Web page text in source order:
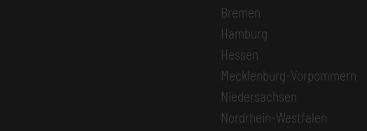
Bremen
Hamburg
Hessen
Mecklenburg-Vorpommern
Niedersachsen
Nordrhein-Westfalen